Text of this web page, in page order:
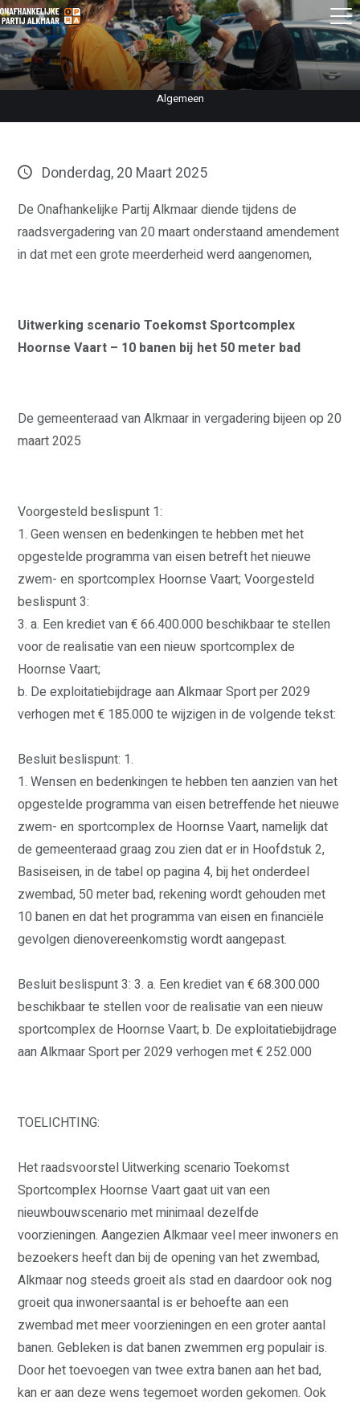
PEIL
INFO ONAFHANKELIJKE
PARTIJ ALKMAAR
ACTUEEL
CONTACT
WAAR STAAN WIJ VOOR?
VERKIEZINGSPROGRAMMA
STANDPUNTEN
VRIENDELIJKE OVERHEID
VEILIGHEID
ZORG
ECONOMIE
CULTUUR EN KUNST
VERKEER
SOCIAAL
DIVERSITEIT EN INTEGRATIE
ONDERWIJS
SPORT
HENK ADRIAANSE
MARIANNE VELDERS
LAURENS LAKEMAN
WETHOUDER
BESTUUR
Algemeen
Donderdag, 20 Maart 2025
De Onafhankelijke Partij Alkmaar diende tijdens de
raadsvergadering van 20 maart onderstaand amendement
in dat met een grote meerderheid werd aangenomen,
Uitwerking scenario Toekomst Sportcomplex
Hoornse Vaart – 10 banen bij het 50 meter bad
De gemeenteraad van Alkmaar in vergadering bijeen op 20
maart 2025
Voorgesteld beslispunt 1:
1. Geen wensen en bedenkingen te hebben met het
opgestelde programma van eisen betreft het nieuwe
zwem- en sportcomplex Hoornse Vaart; Voorgesteld
beslispunt 3:
3. a. Een krediet van € 66.400.000 beschikbaar te stellen
voor de realisatie van een nieuw sportcomplex de
Hoornse Vaart;
b. De exploitatiebijdrage aan Alkmaar Sport per 2029
verhogen met € 185.000 te wijzigen in de volgende tekst:
Besluit beslispunt: 1.
1. Wensen en bedenkingen te hebben ten aanzien van het
opgestelde programma van eisen betreffende het nieuwe
zwem- en sportcomplex de Hoornse Vaart, namelijk dat
de gemeenteraad graag zou zien dat er in Hoofdstuk 2,
Basiseisen, in de tabel op pagina 4, bij het onderdeel
zwembad, 50 meter bad, rekening wordt gehouden met
10 banen en dat het programma van eisen en financiële
gevolgen dienovereenkomstig wordt aangepast.
Besluit beslispunt 3: 3. a. Een krediet van € 68.300.000
beschikbaar te stellen voor de realisatie van een nieuw
sportcomplex de Hoornse Vaart; b. De exploitatiebijdrage
aan Alkmaar Sport per 2029 verhogen met € 252.000
TOELICHTING:
Het raadsvoorstel Uitwerking scenario Toekomst
Sportcomplex Hoornse Vaart gaat uit van een
nieuwbouwscenario met minimaal dezelfde
voorzieningen. Aangezien Alkmaar veel meer inwoners en
bezoekers heeft dan bij de opening van het zwembad,
Alkmaar nog steeds groeit als stad en daardoor ook nog
groeit qua inwonersaantal is er behoefte aan een
zwembad met meer voorzieningen en een groter aantal
banen. Gebleken is dat banen zwemmen erg populair is.
Door het toevoegen van twee extra banen aan het bad,
kan er aan deze wens tegemoet worden gekomen. Ook